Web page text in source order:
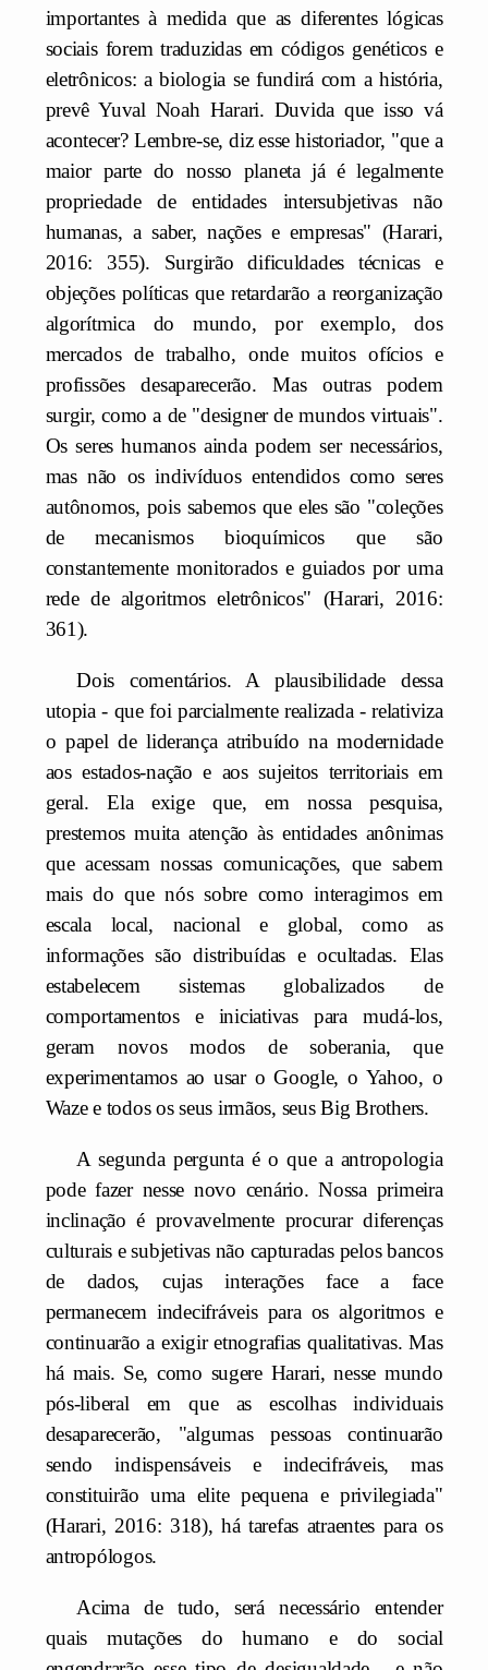
importantes à medida que as diferentes lógicas
sociais forem traduzidas em códigos genéticos e
eletrônicos: a biologia se fundirá com a história,
prevê Yuval Noah Harari. Duvida que isso vá
acontecer? Lembre-se, diz esse historiador, "que a
maior parte do nosso planeta já é legalmente
propriedade de entidades intersubjetivas não
humanas, a saber, nações e empresas" (Harari,
2016: 355). Surgirão dificuldades técnicas e
objeções políticas que retardarão a reorganização
algorítmica do mundo, por exemplo, dos
mercados de trabalho, onde muitos ofícios e
profissões desaparecerão. Mas outras podem
surgir, como a de "designer de mundos virtuais".
Os seres humanos ainda podem ser necessários,
mas não os indivíduos entendidos como seres
autônomos, pois sabemos que eles são "coleções
de mecanismos bioquímicos que são
constantemente monitorados e guiados por uma
rede de algoritmos eletrônicos" (Harari, 2016:
361).
Dois comentários. A plausibilidade dessa
utopia - que foi parcialmente realizada - relativiza
o papel de liderança atribuído na modernidade
aos estados-nação e aos sujeitos territoriais em
geral. Ela exige que, em nossa pesquisa,
prestemos muita atenção às entidades anônimas
que acessam nossas comunicações, que sabem
mais do que nós sobre como interagimos em
escala local, nacional e global, como as
informações são distribuídas e ocultadas. Elas
estabelecem sistemas globalizados de
comportamentos e iniciativas para mudá-los,
geram novos modos de soberania, que
experimentamos ao usar o Google, o Yahoo, o
Waze e todos os seus irmãos, seus Big Brothers.
A segunda pergunta é o que a antropologia
pode fazer nesse novo cenário. Nossa primeira
inclinação é provavelmente procurar diferenças
culturais e subjetivas não capturadas pelos bancos
de dados, cujas interações face a face
permanecem indecifráveis para os algoritmos e
continuarão a exigir etnografias qualitativas. Mas
há mais. Se, como sugere Harari, nesse mundo
pós-liberal em que as escolhas individuais
desaparecerão, "algumas pessoas continuarão
sendo indispensáveis e indecifráveis, mas
constituirão uma elite pequena e privilegiada"
(Harari, 2016: 318), há tarefas atraentes para os
antropólogos.
Acima de tudo, será necessário entender
quais mutações do humano e do social